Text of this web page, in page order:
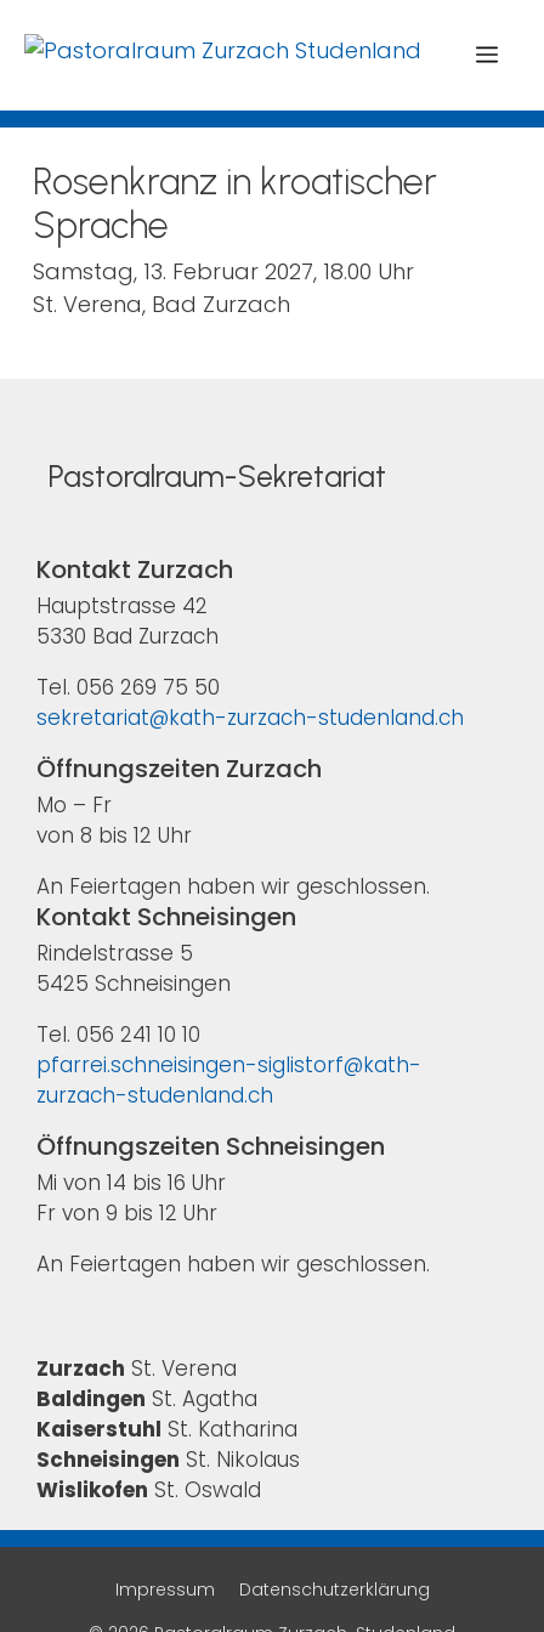
Rosenkranz in kroatischer
Sprache
Samstag, 13. Februar 2027, 18.00 Uhr
St. Verena, Bad Zurzach
Pastoralraum-Sekretariat
Kontakt Zurzach
Hauptstrasse 42
5330 Bad Zurzach
Tel. 056 269 75 50
sekretariat@kath-zurzach-studenland.ch
Öffnungszeiten Zurzach
Mo – Fr
von 8 bis 12 Uhr
An Feiertagen haben wir geschlossen.
Kontakt Schneisingen
Rindelstrasse 5
5425 Schneisingen
Tel. 056 241 10 10
pfarrei.schneisingen-siglistorf@kath-
zurzach-studenland.ch
Öffnungszeiten Schneisingen
Mi von 14 bis 16 Uhr
Fr von 9 bis 12 Uhr
An Feiertagen haben wir geschlossen.
Zurzach St. Verena
Baldingen St. Agatha
Kaiserstuhl St. Katharina
Schneisingen St. Nikolaus
Wislikofen St. Oswald
Impressum
Datenschutzerklärung